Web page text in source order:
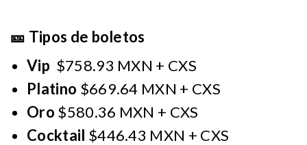
🎫 Tipos de boletos
Vip $758.93 MXN + CXS
Platino $669.64 MXN + CXS
Oro $580.36 MXN + CXS
Cocktail $446.43 MXN + CXS